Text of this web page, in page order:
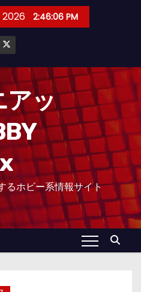
2026 2:46:06 PM
アッ
るホビー系情報サイト